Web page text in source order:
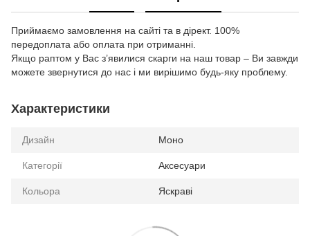
Приймаємо замовлення на сайті та в дірект. 100%
передоплата або оплата при отриманні.
Якщо раптом у Вас з’явилися скарги на наш товар – Ви завжди
можете звернутися до нас і ми вирішимо будь-яку проблему.
Характеристики
Дизайн Моно
Категорії Аксесуари
Кольора Яскраві